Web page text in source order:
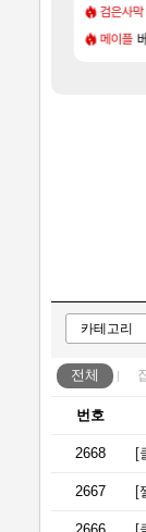
검은사막
메이플
PV 라
해외겜
전체
번호
2668 [
2667 [